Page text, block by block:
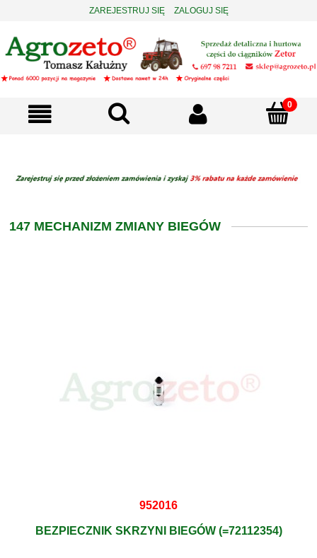
ZAREJESTRUJ SIĘ ZALOGUJ SIĘ
147 MECHANIZM ZMIANY BIEGÓW
952016
BEZPIECZNIK SKRZYNI BIEGÓW (=72112354)